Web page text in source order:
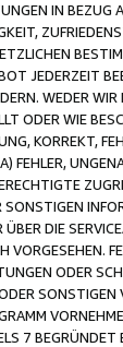
IN BEZUG
JEDERZEIT
WEDER
ODER WIE
KORREKT,
FEHLER,
ÜBER DIE
VORGESEHEN.
ODER
7